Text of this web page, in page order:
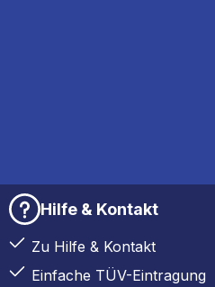
Hilfe & Kontakt
Zu Hilfe & Kontakt
Einfache TÜV-Eintragung